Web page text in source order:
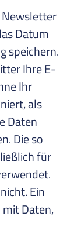
Datum
speichern.
Ihre E-
Ihr
als
Daten
Die so
für
Ein
Daten,